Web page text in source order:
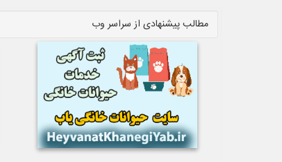
مطالب پیشنهادی از سراسر وب